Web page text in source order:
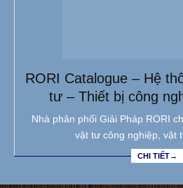
RORI Catalogue – Hệ
tư – Thiết bị công
Nhà phân phối Giải Pháp RORI
vật tư công nghiệp, vật
CHI TIẾT→